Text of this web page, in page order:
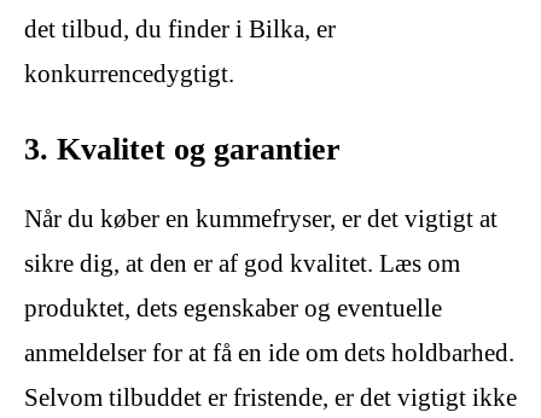
det tilbud, du finder i Bilka, er
konkurrencedygtigt.
3. Kvalitet og garantier
Når du køber en kummefryser, er det vigtigt at
sikre dig, at den er af god kvalitet. Læs om
produktet, dets egenskaber og eventuelle
anmeldelser for at få en ide om dets holdbarhed.
Selvom tilbuddet er fristende, er det vigtigt ikke